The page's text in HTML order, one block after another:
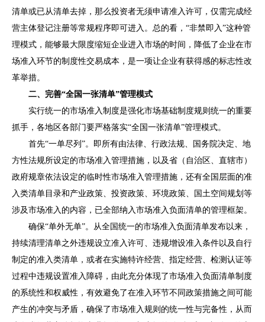
清单或已从清单去掉，那么投资者无须申请准入许可，仅需完成经
营主体登记注册等常规程序即可进入。总的看， “非禁即入”这种管
理模式，能够最大限度缩短企业进入市场的时间，降低了企业在市
场准入环节的制度性交易成本，是一项让企业有获得感的标志性改
革举措。
二、完善“全国一张清单”管理模式
实行统一的市场准入制度是强化市场基础制度规则统一的重要
抓手，各地区各部门要严格落实“全国一张清单”管理模式。
首先“一单尽列 ”。即所有由法律、行政法规、国务院决定、地
方性法规所设定的市场准入管理措施，以及省（自治区、直辖市）
政府规章依法设定的临时性市场准入管理措施，还有全国层面的准
入类清单目录和产业政策、投资政策、环境政策、国土空间规划等
涉及市场准入的内容，已全部纳入市场准入负面清单的管理框架。
确保“单外无单”。从全国统一的市场准入负面清单发布以来，
持续清理清单之外违规设立准入许可、违规增设准入条件以及自行
制定的准入类清单，或者在实施特许经营、指定经营、检测认证等
过程中违规设置准入障碍，由此充分体现了市场准入负面清单制度
的系统性和权威性，有效避免了在准入环节不同政策措施之间可能
产生的冲突与矛盾，确保了市场准入规则的统一性与完备性，从而